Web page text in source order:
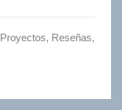
Proyectos, Reseñas,